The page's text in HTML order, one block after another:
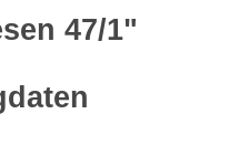
47/1"